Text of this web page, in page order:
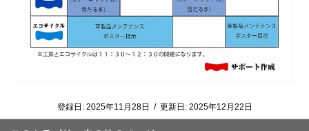
登録日: 2025年11月28日 / 更新日: 2025年12月22日